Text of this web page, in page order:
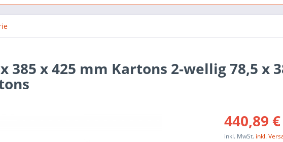
385 x 425 mm Kartons 2-wellig 78,5 x
440,89
inkl. MwSt. inkl.